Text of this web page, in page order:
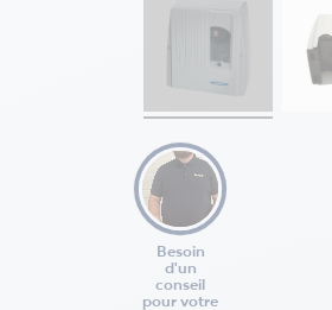
Besoin
d'un
conseil
pour votre